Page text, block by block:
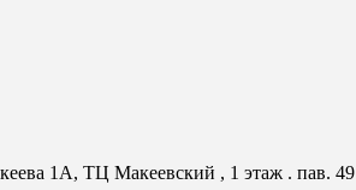
1А, ТЦ Макеевский , 1 этаж . пав. 49